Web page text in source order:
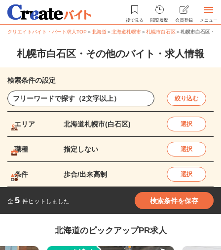
後で見る 閲覧履歴 会員登録 メニュー
クリエイトバイト・パート求人TOP ＞北海道 ＞北海道札幌市＞札幌市白石区＞札幌市白石区・
札幌市白石区・その他のバイト・求人情報
検索条件の設定
絞り込む
エリア 北海道札幌市(白石区) 選択
職種 指定しない 選択
条件 歩合/出来高制 選択
全 5 件ヒットしました 検索条件を保存
北海道のピックアップPR求人